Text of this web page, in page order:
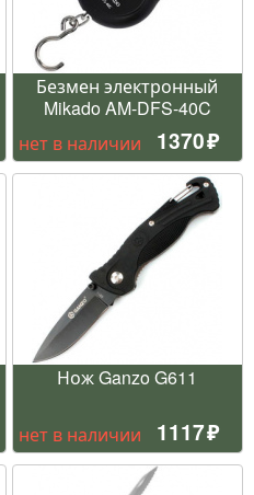
Безмен электронный
Mikado AM-DFS-40C
нет в наличии
1370
Нож Ganzo G611
нет в наличии 1117